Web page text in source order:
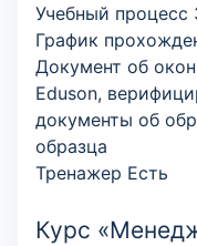
Учебный процесс
График
Документ об
Eduson,
документы об
образца
Тренажер Есть
Курс